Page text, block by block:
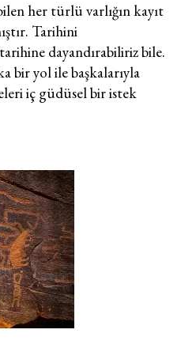
her türlü varlığın kayıt
Tarihini
dayandırabiliriz bile.
bir yol ile başkalarıyla
iç güdüsel bir istek